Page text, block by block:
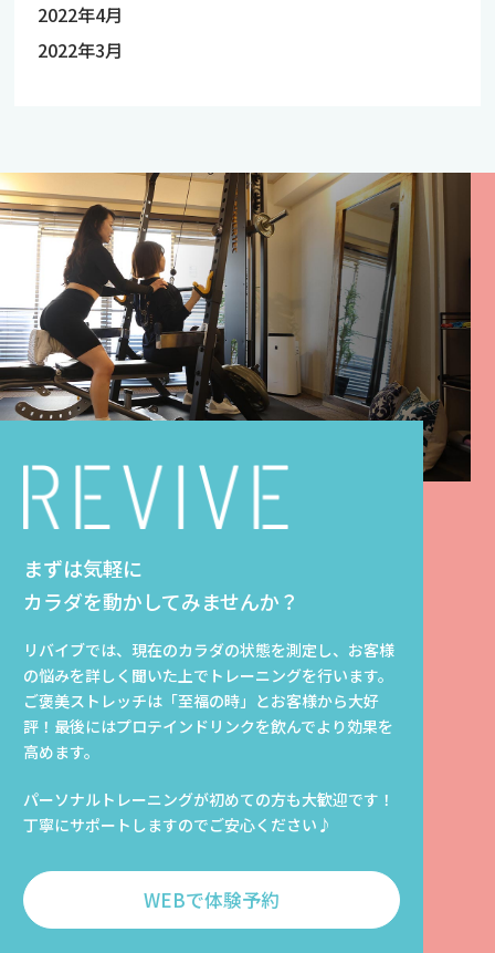
2022年4月
2022年3月
まずは気軽に
カラダを動かしてみませんか？
リバイブでは、現在のカラダの状態を測定し、お客様
の悩みを詳しく聞いた上でトレーニングを行います。
ご褒美ストレッチは「至福の時」とお客様から大好
評！最後にはプロテインドリンクを飲んでより効果を
高めます。
パーソナルトレーニングが初めての方も大歓迎です！
丁寧にサポートしますのでご安心ください♪
WEBで体験予約